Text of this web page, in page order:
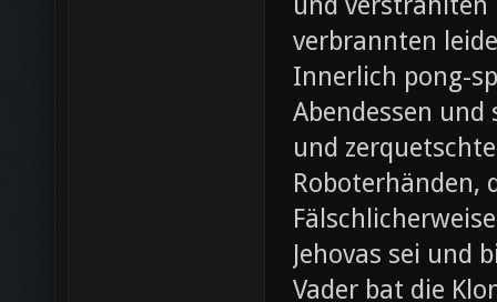
verbrannten
Innerlich pong-
Abendessen
und
Roboterhänden,
Jehovas sei und
Vader bat die